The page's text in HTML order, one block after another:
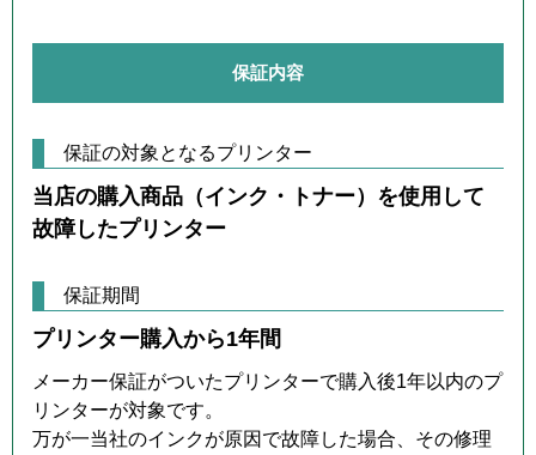
保証内容
保証の対象となるプリンター
当店の購入商品（インク・トナー）を使用して
故障したプリンター
保証期間
プリンター購入から1年間
メーカー保証がついたプリンターで購入後1年以内のプ
リンターが対象です。
万が一当社のインクが原因で故障した場合、その修理